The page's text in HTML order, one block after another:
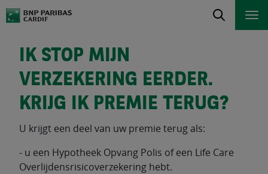
IK STOP MIJN
VERZEKERING EERDER.
KRIJG IK PREMIE TERUG?
U krijgt een deel van uw premie terug als:
- u een Hypotheek Opvang Polis of een Life Care
Overlijdensrisicoverzekering hebt.